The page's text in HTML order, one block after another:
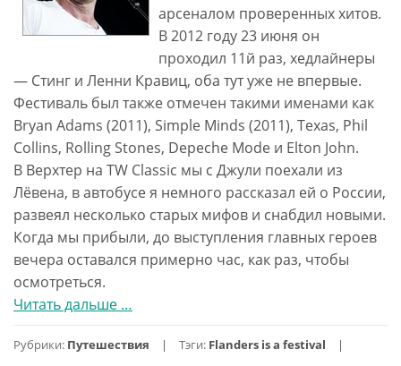
арсеналом проверенных хитов.
В 2012 году 23 июня он
проходил 11й раз, хедлайнеры
— Стинг и Ленни Кравиц, оба тут уже не впервые.
Фестиваль был также отмечен такими именами как
Bryan Adams (2011), Simple Minds (2011), Texas, Phil
Collins, Rolling Stones, Depeche Mode и Elton John.
В Верхтер на TW Classic мы с Джули поехали из
Лёвена, в автобусе я немного рассказал ей о России,
развеял несколько старых мифов и снабдил новыми.
Когда мы прибыли, до выступления главных героев
вечера оставался примерно час, как раз, чтобы
осмотреться.
Читать дальше проБельгия.
3.
…
Рубрики: Путешествия Тэги: Flanders is a festival